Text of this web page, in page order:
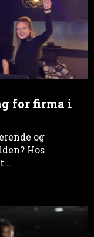
for firma i
og
Hos